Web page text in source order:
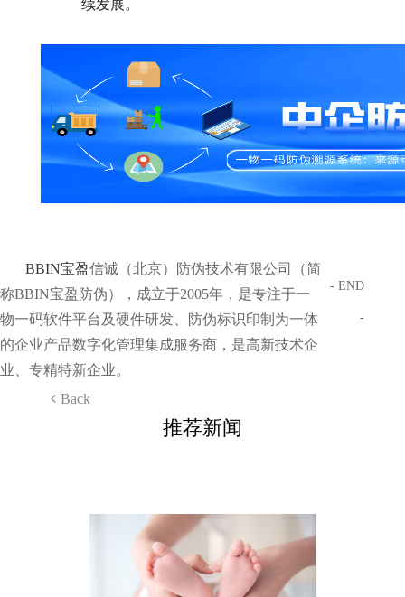
续发展。
BBIN宝盈信诚（北京）防伪技术有限公司（简
称BBIN宝盈防伪），成立于2005年，是专注于一
物一码软件平台及硬件研发、防伪标识印制为一体
的企业产品数字化管理集成服务商，是高新技术企
业、专精特新企业。
Back
- END
-
推荐新闻